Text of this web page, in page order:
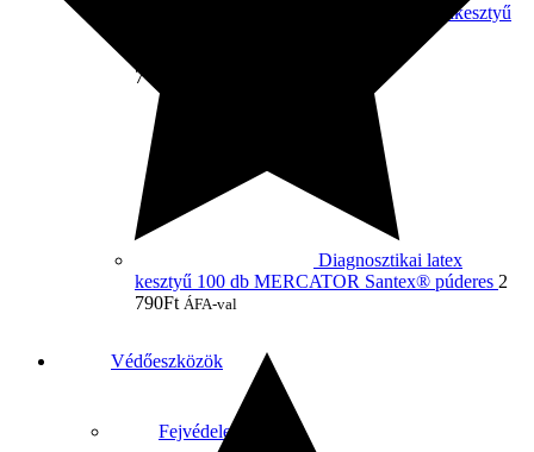
Kombinált munkakesztyű
7 380
Diagnosztikai latex
kesztyű 100 db MERCATOR Santex® púderes 2
790Ft ÁFA-val
Védőeszközök
Fejvédelem